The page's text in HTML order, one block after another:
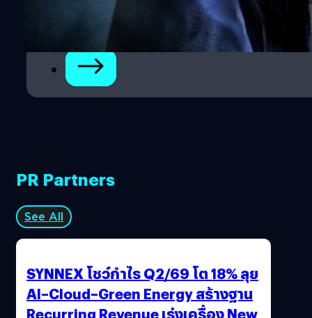
2
PR Partners
See All
SYNNEX โชว์กำไร Q2/69 โต 18% ลุย
AI–Cloud–Green Energy สร้างฐาน
Recurring Revenue เร่งเครื่อง New